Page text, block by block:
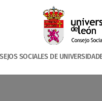
SOCIALES DE